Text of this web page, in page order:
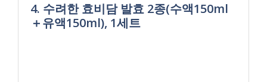
4. 수려한 효비담 발효 2종(수액150ml
＋유액150ml), 1세트